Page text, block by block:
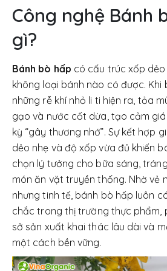
Công nghệ Bánh
gì?
Bánh bò hấp có cấu trúc xốp
không loại bánh nào có được. Khi
những rễ khí nhỏ li ti hiện ra, tỏa
gạo và nước cốt dừa, tạo cảm
kỳ “gây thương nhớ”. Sự kết hợp
dẻo nhẹ và độ xốp vừa đủ khiến
chọn lý tưởng cho bữa sáng,
món ăn vặt truyền thống. Nhờ vẻ
nhưng tinh tế, bánh bò hấp luôn
chắc trong thị trường thực phẩm,
sở sản xuất khai thác lâu dài và
một cách bền vững.